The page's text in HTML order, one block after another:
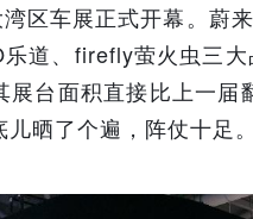
区车展正式开幕。蔚
道、firefly萤火虫三
展台面积直接比上一
儿晒了个遍，阵仗十足